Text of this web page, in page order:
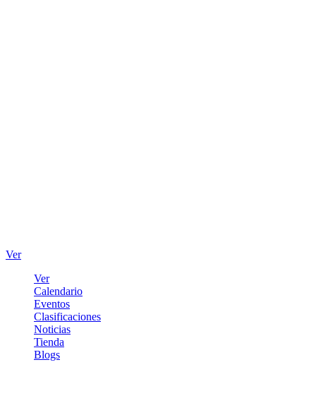
Ver
Ver
Calendario
Eventos
Clasificaciones
Noticias
Tienda
Blogs